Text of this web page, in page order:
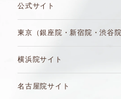
公式サイト
東京（銀座院・新宿院・渋谷
横浜院サイト
名古屋院サイト